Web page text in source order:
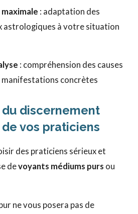
: adaptation des
astrologiques à votre situation
: compréhension des causes
concrètes
discernement
vos praticiens
des praticiens sérieux et
devoyants médiums purs ou
ne vous posera pas de